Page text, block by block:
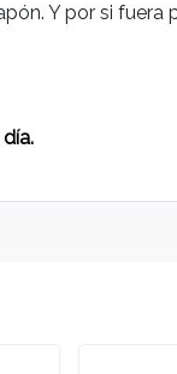
Y por si